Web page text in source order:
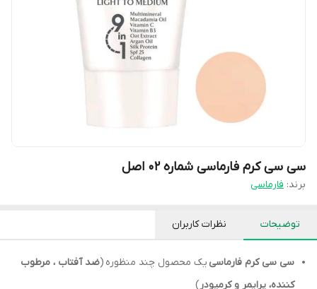
سی سی کرم فارماسی شماره 02 اصل
برند: فارماسی
توضیحات نظرات کاربران
سی سی کرم فارماسی یک محصول چند منظوره (ضد آفتاب ، مرطوب
کننده، پرایمر و کرمپودر)